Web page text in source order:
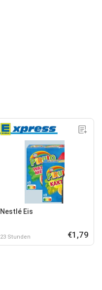
Nestlé Eis
23 Stunden €1,79